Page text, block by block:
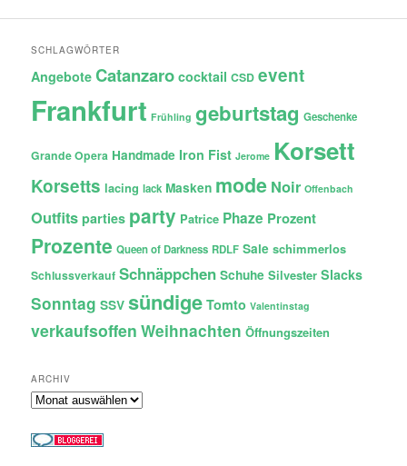
SCHLAGWÖRTER
Angebote Catanzaro cocktail CSD event
Frankfurt Frühling geburtstag Geschenke
Grande Opera Handmade Iron Fist Jerome Korsett
Korsetts lacing lack Masken mode Noir Offenbach
Outfits parties party Patrice Phaze Prozent
Prozente Queen of Darkness RDLF Sale schimmerlos
Schlussverkauf Schnäppchen Schuhe Silvester Slacks
Sonntag SSV sündige Tomto Valentinstag
verkaufsoffen Weihnachten Öffnungszeiten
ARCHIV
Archiv